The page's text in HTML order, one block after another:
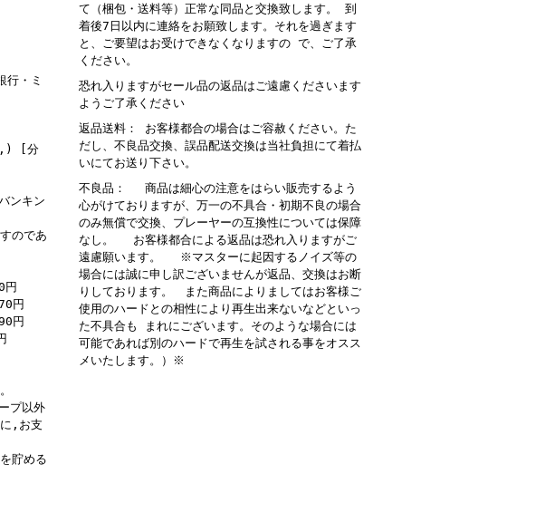
行・ミ
[分
ンキン
のであ
円
円
円
プ以外
,お支
貯める
て（梱包・送料等）正常な同品と交換致します。 到
着後7日以内に連絡をお願致します。それを過ぎます
と、ご要望はお受けできなくなりますの で、ご了承
ください。
恐れ入りますがセール品の返品はご遠慮くださいます
ようご了承ください
返品送料： お客様都合の場合はご容赦ください。た
だし、不良品交換、誤品配送交換は当社負担にて着払
いにてお送り下さい。
不良品： 商品は細心の注意をはらい販売するよう
心がけておりますが、万一の不具合・初期不良の場合
のみ無償で交換、プレーヤーの互換性については保障
なし。 お客様都合による返品は恐れ入りますがご
遠慮願います。 ※マスターに起因するノイズ等の
場合には誠に申し訳ございませんが返品、交換はお断
りしております。 また商品によりましてはお客様ご
使用のハードとの相性により再生出来ないなどといっ
た不具合も まれにございます。そのような場合には
可能であれば別のハードで再生を試される事をオスス
メいたします。）※